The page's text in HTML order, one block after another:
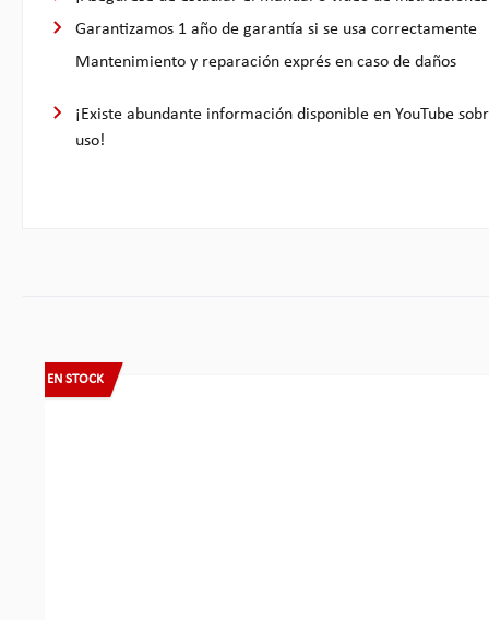
Garantizamos 1 año de garantía si se usa correctamente
Mantenimiento y reparación exprés en caso de daños
¡Existe abundante información disponible en YouTube
uso!
Omitir la galería de productos
EN STOCK